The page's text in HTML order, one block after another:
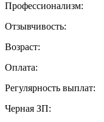
Профессионализм:
Отзывчивость:
Возраст:
Оплата:
Регулярность выплат:
Черная ЗП: